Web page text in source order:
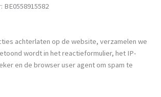
BE0558915582
achterlaten op de website, verzamelen we
wordt in het reactieformulier, het IP-
en de browser user agent om spam te